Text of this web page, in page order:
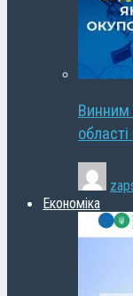
Винним
Економіка